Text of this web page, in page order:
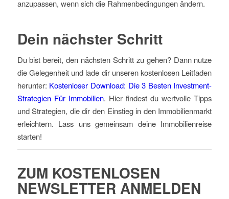
anzupassen, wenn sich die Rahmenbedingungen ändern.
Dein nächster Schritt
Du bist bereit, den nächsten Schritt zu gehen? Dann nutze
die Gelegenheit und lade dir unseren kostenlosen Leitfaden
herunter: Kostenloser Download: Die 3 Besten Investment-
Strategien Für Immobilien. Hier findest du wertvolle Tipps
und Strategien, die dir den Einstieg in den Immobilienmarkt
erleichtern. Lass uns gemeinsam deine Immobilienreise
starten!
ZUM KOSTENLOSEN
NEWSLETTER ANMELDEN